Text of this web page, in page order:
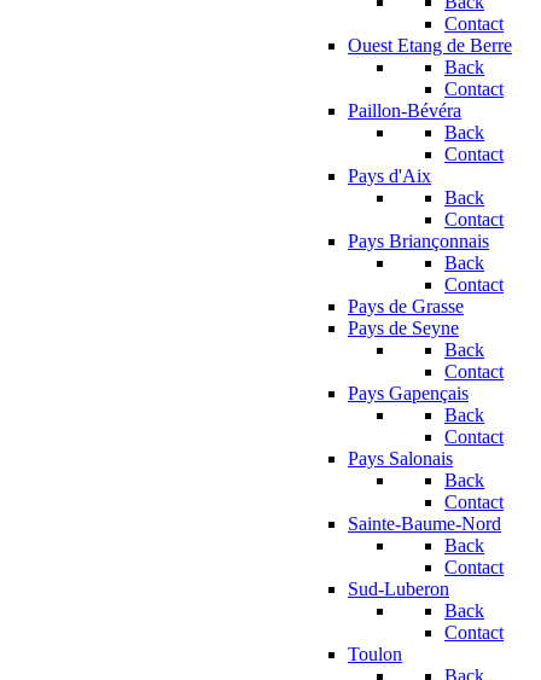
Contact
Ouest Etang de Berre
Back
Contact
Paillon-Bévéra
Back
Contact
Pays d'Aix
Back
Contact
Pays Briançonnais
Back
Contact
Pays de Grasse
Pays de Seyne
Back
Contact
Pays Gapençais
Back
Contact
Pays Salonais
Back
Contact
Sainte-Baume-Nord
Back
Contact
Sud-Luberon
Back
Contact
Toulon
Back